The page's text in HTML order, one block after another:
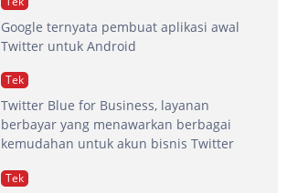
Google ternyata pembuat aplikasi awal
Twitter untuk Android
Tek
Twitter Blue for Business, layanan
berbayar yang menawarkan berbagai
kemudahan untuk akun bisnis Twitter
Tek